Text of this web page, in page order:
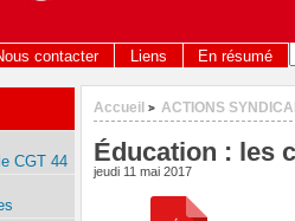
contacter Liens En résumé
Accueil > ACTIONS
Éducation : les
jeudi 11 mai 2017
CGT 44